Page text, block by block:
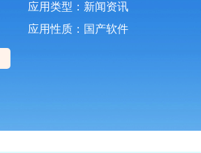
应用类型：新闻资讯
应用性质：国产软件